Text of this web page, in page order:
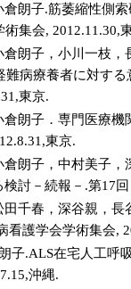
朗子.筋萎縮性側
集会, 2012.11.30,
朗子，小川一枝
難病療養者に対す
東京.
朗子．専門医療
東京.
朗子，中村美子
討－続報－.第17
千春，深谷親，
看護学会学術集会,
子.ALS在宅人工呼
沖縄.